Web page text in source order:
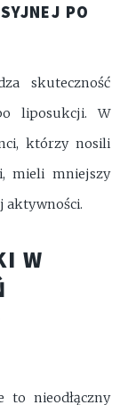
PO
skuteczność
liposukcji. W
którzy nosili
mieli mniejszy
aktywności.
W
to nieodłączny